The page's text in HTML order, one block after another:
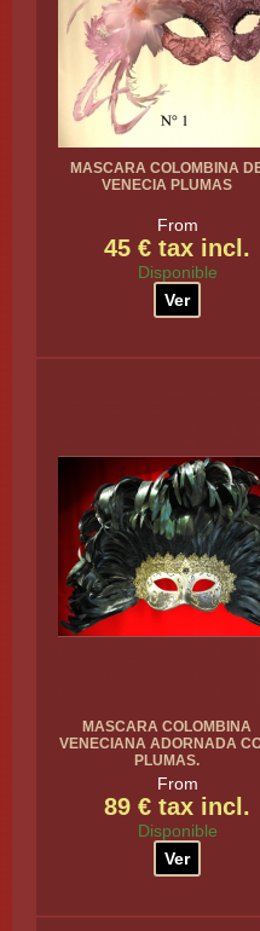
MASCARA COLOMBINA
VENECIA PLUMAS
From
45 € tax incl.
Disponible
Ver
MASCARA COLOMBINA
VENECIANA ADORNADA
PLUMAS.
From
89 € tax incl.
Disponible
Ver